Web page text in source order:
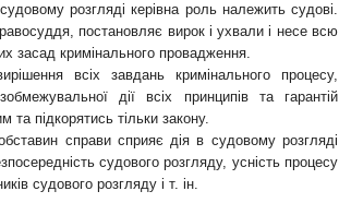
розгляді керівна роль належить судові.
постановляє вирок і ухвали і несе всю
засад кримінального провадження.
всіх завдань кримінального процесу,
дії всіх принципів та гарантій
підкорятись тільки закону.
справи сприяє дія в судовому розгляді
судового розгляду, усність процесу
судового розгляду і т. ін.